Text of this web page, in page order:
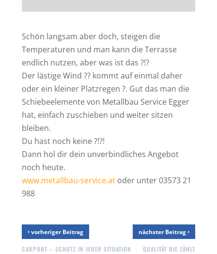
Schön langsam aber doch, steigen die
Temperaturen und man kann die Terrasse
endlich nutzen, aber was ist das ?!?
Der lästige Wind ??kommt auf einmal daher
oder ein kleiner Platzregen ?. Gut das man die
Schiebeelemente von Metallbau Service Egger
hat, einfach zuschieben und weiter sitzen
bleiben.
Du hast noch keine ?!?!
Dann hol dir dein unverbindliches Angebot
noch heute.
www.metallbau-service.atoder unter 03573 21
988
‹vorheriger Beitrag
CARPORT – SCHUTZ IN JEDER SITUATION
nächster Beitrag›
QUALITÄT DIE ZÄHLT